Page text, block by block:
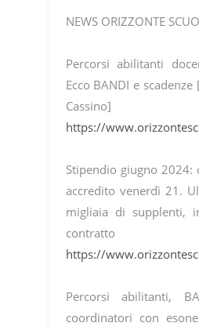
NEWS ORIZZONTE
Percorsi abilitanti
Ecco BANDI e scadenze
Cassino]
https://
Stipendio giugno 2024:
accredito venerdì 21.
migliaia di supplenti,
contratto
https://
Percorsi abilitanti,
coordinatori con